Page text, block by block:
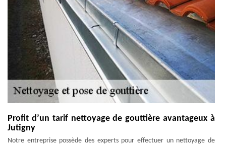
Profit d’un tarif nettoyage de gouttière avantageux à
Jutigny
Notre entreprise possède des experts pour effectuer un nettoyage de